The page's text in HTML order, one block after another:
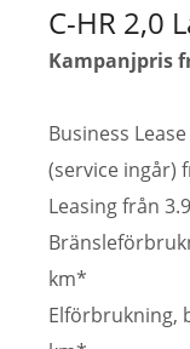
C-HR 2,0
Kampanjpris
Business
(service ingår)
Leasing från
km*
Elförbrukning,